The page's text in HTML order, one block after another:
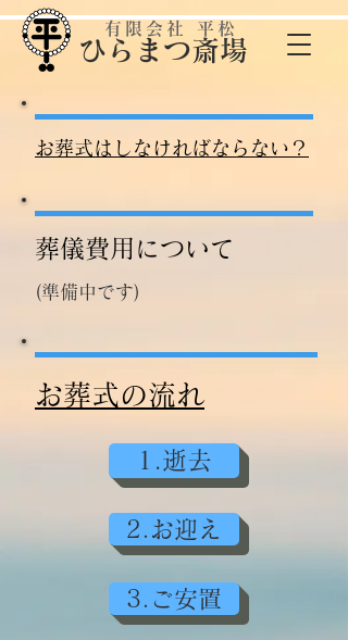
有限会社 平松
​ひらまつ斎場
お葬式はしなければならない？
葬儀費用について
(準備中です)
お葬式の流れ
1.逝去
2.お迎え
3.ご安置